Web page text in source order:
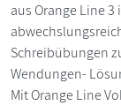
aus Orange Line
Schreibübungen
Wendungen-
Mit Orange Line